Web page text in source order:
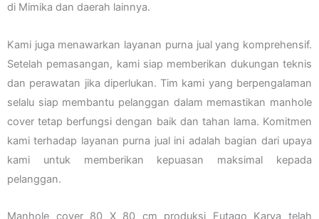
di Mimika dan daerah lainnya.
Kami juga menawarkan layanan purna jual yang komprehensif.
Setelah pemasangan, kami siap memberikan dukungan teknis
dan perawatan jika diperlukan. Tim kami yang berpengalaman
selalu siap membantu pelanggan dalam memastikan manhole
cover tetap berfungsi dengan baik dan tahan lama. Komitmen
kami terhadap layanan purna jual ini adalah bagian dari upaya
kami untuk memberikan kepuasan maksimal kepada
pelanggan.